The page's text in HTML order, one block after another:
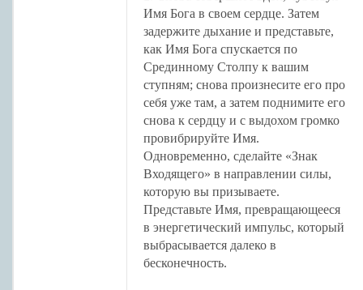
Имя Бога в своем сердце. Затем
задержите дыхание и представьте,
как Имя Бога спускается по
Срединному Столпу к вашим
ступням; снова произнесите его про
себя уже там, а затем поднимите его
снова к сердцу и с выдохом громко
провибрируйте Имя.
Одновременно, сделайте «Знак
Входящего» в направлении силы,
которую вы призываете.
Представьте Имя, превращающееся
в энергетический импульс, который
выбрасывается далеко в
бесконечность.